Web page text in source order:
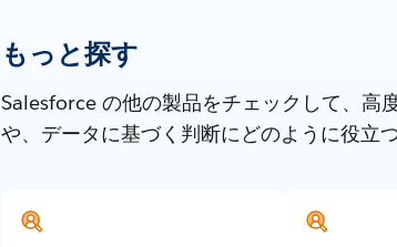
もっと探す
Salesforce の他の製品をチェックして、高
や、データに基づく判断にどのように役立